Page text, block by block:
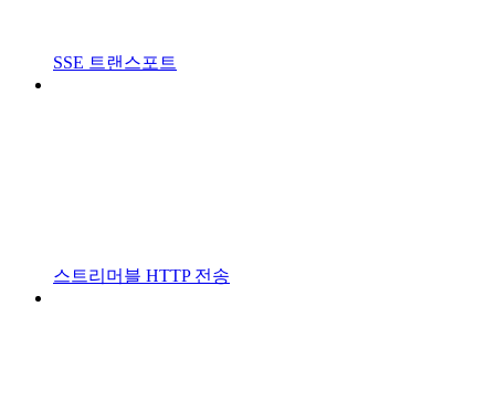
SSE 트랜스포트
스트리머블 HTTP 전송